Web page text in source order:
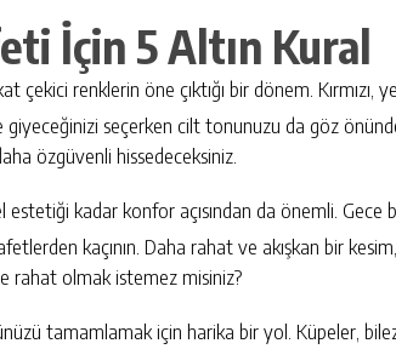
İçin 5 Altın Kural
çekici renklerin öne çıktığı bir dönem. Kırmızı,
seçerken cilt tonunuzu da göz önünde
özgüvenli hissedeceksiniz.
estetiği kadar konfor açısından da önemli. Gece
kaçının. Daha rahat ve akışkan bir
rahat olmak istemez misiniz?
tamamlamak için harika bir yol. Küpeler,